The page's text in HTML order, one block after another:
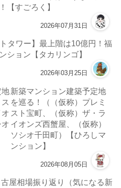
【すごろく】
2026年07月31日
タワー】最上階は10億円！福
ション【タカリンゴ】
2026年03月25日
新築マンション建築予定地
を巡る！（（仮称）プレミ
スト宝町、（仮称）ザ・ラ
イオンズ西蟹屋、（仮称）
ソシオ千田町）【ひろしマ
ンション】
2026年08月05日
屋相場振り返り（気になる新